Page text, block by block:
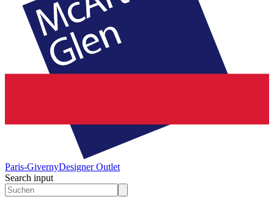
Paris-GivernyDesigner Outlet
Search input